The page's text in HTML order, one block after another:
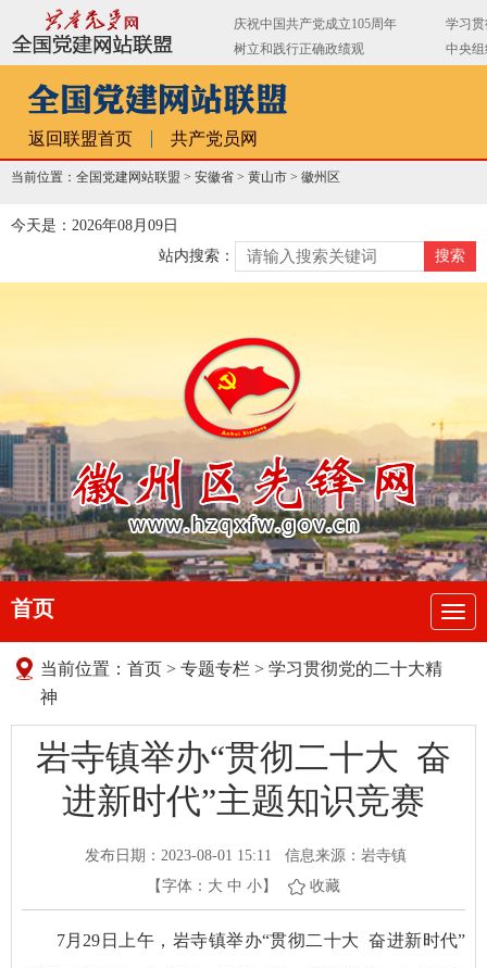
返回联盟首页 共产党员网
当前位置：全国党建网站联盟 > 安徽省 > 黄山市 > 徽州区
今天是：2026年08月09日
站内搜索：
导
航
首页
当前位置： 首页 > 专题专栏 > 学习贯彻党的二十大精
神
岩寺镇举办“贯彻二十大 奋
进新时代”主题知识竞赛
发布日期：2023-08-01 15:11
信息来源：岩寺镇
【字体： 大 中 小】 收藏
7月29日上午，岩寺镇举办“贯彻二十大 奋进新时代”